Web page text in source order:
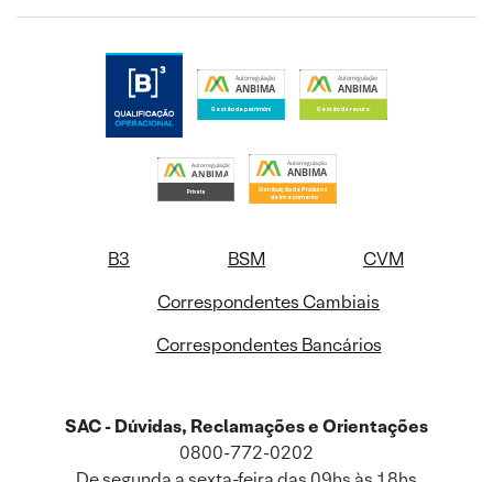
B3 BSM
CVM
Correspondentes Cambiais
Correspondentes Bancários
SAC - Dúvidas, Reclamações e Orientações
0800-772-0202